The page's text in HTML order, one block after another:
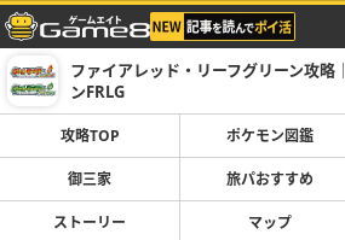
ファイアレッド・リーフグリーン攻略
ンFRLG
攻略TOP ポケモン図鑑
御三家 旅パおすすめ
ストーリー マップ